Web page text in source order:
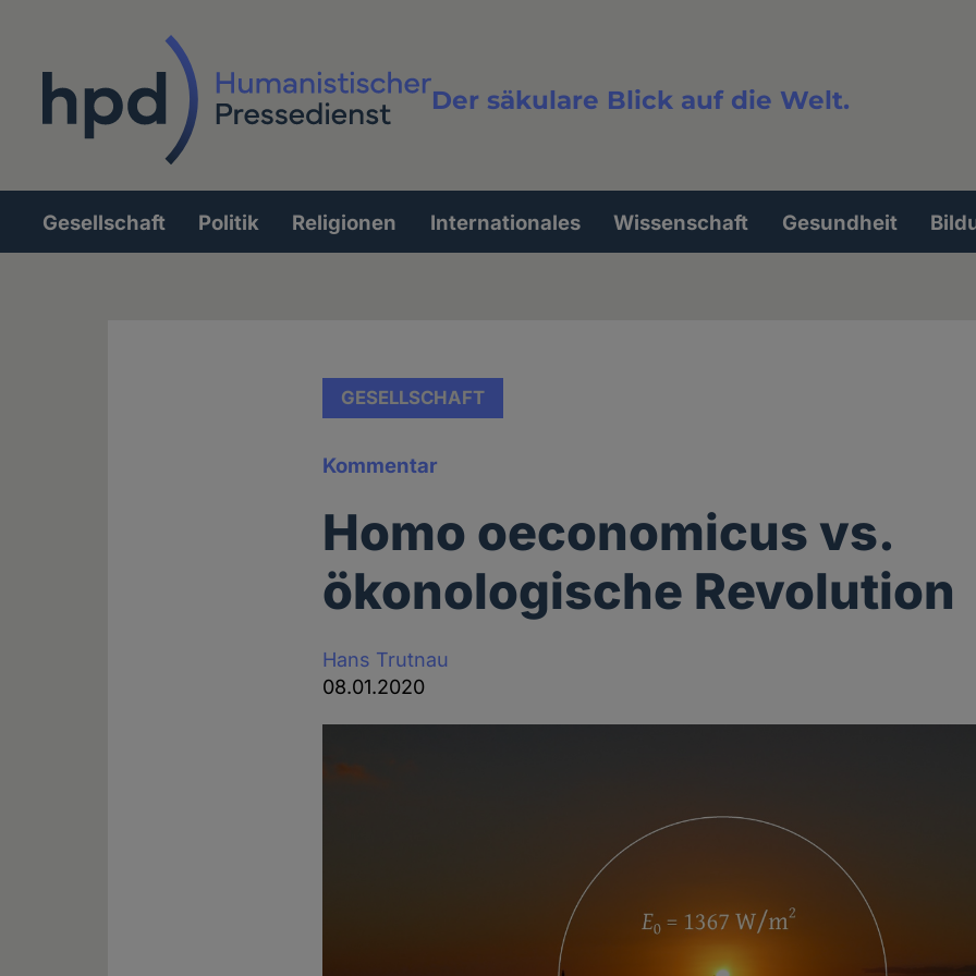
Der säkulare Blick auf die Welt.
Volltextsuche
Hauptnavigation
Gesellschaft Politik Religionen Internationales Wissenschaft Gesundheit
GESELLSCHAFT
Kommentar
Homo oeconomicus vs.
ökonologische Revolution
Hans Trutnau
08.01.2020